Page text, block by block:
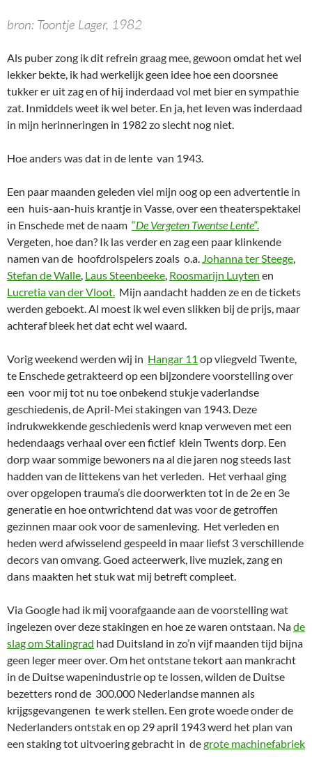
bron: Toontje Lager, 1982
Als puber zong ik dit refrein graag mee, gewoon omdat het wel
lekker bekte, ik had werkelijk geen idee hoe een doorsnee
tukker er uit zag en of hij inderdaad vol met bier en sympathie
zat. Inmiddels weet ik wel beter. En ja, het leven was inderdaad
in mijn herinneringen in 1982 zo slecht nog niet.
Hoe anders was dat in de lente van 1943.
Een paar maanden geleden viel mijn oog op een advertentie in
een huis-aan-huis krantje in Vasse, over een theaterspektakel
in Enschede met de naam “De Vergeten Twentse Lente“.
Vergeten, hoe dan? Ik las verder en zag een paar klinkende
namen van de hoofdrolspelers zoals o.a. Johanna ter Steege,
Stefan de Walle, Laus Steenbeeke, Roosmarijn Luyten en
Lucretia van der Vloot. Mijn aandacht hadden ze en de tickets
werden geboekt. Al moest ik wel even slikken bij de prijs, maar
achteraf bleek het dat echt wel waard.
Vorig weekend werden wij in Hangar 11 op vliegveld Twente,
te Enschede getrakteerd op een bijzondere voorstelling over
een voor mij tot nu toe onbekend stukje vaderlandse
geschiedenis, de April-Mei stakingen van 1943. Deze
indrukwekkende geschiedenis werd knap verweven met een
hedendaags verhaal over een fictief klein Twents dorp. Een
dorp waar sommige bewoners na al die jaren nog steeds last
hadden van de littekens van het verleden. Het verhaal ging
over opgelopen trauma’s die doorwerkten tot in de 2e en 3e
generatie en hoe ontwrichtend dat was voor de getroffen
gezinnen maar ook voor de samenleving. Het verleden en
heden werd afwisselend gespeeld in maar liefst 3 verschillende
decors van omvang. Goed acteerwerk, live muziek, zang en
dans maakten het stuk wat mij betreft compleet.
Via Google had ik mij voorafgaande aan de voorstelling wat
ingelezen over deze stakingen en hoe ze waren ontstaan. Nade
slag om Stalingrad had Duitsland in zo’n vijf maanden tijd bijna
geen leger meer over. Om het ontstane tekort aan mankracht
in de Duitse wapenindustrie op te lossen, wilden de Duitse
bezetters rond de 300.000 Nederlandse mannen als
krijgsgevangenen te werk stellen. Een grote woede onder de
Nederlanders ontstak en op 29 april 1943 werd het plan van
een staking tot uitvoering gebracht in degrote machinefabriek